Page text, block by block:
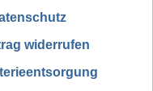
widerrufen